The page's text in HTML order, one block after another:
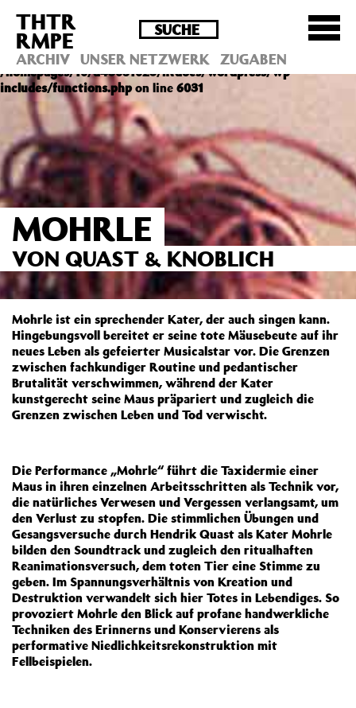
Deprecated : Die Funktion post_permalink ist seit
Version 4.4.0 veraltet! Verwende stattdessen
get_permalink(). in
/homepages/10/d43051023/htdocs/wordpress/wp-
includes/functions.phpon line 6031
THTR
RMPE
ARCHIV UNSER NETZWERK ZUGABEN
MOHRLE
VON QUAST & KNOBLICH
Mohrle ist ein sprechender Kater, der auch singen kann.
Hingebungsvoll bereitet er seine tote Mäusebeute auf ihr
neues Leben als gefeierter Musicalstar vor. Die Grenzen
zwischen fachkundiger Routine und pedantischer
Brutalität verschwimmen, während der Kater
kunstgerecht seine Maus präpariert und zugleich die
Grenzen zwischen Leben und Tod verwischt.
Die Performance „Mohrle“ führt die Taxidermie einer
Maus in ihren einzelnen Arbeitsschritten als Technik vor,
die natürliches Verwesen und Vergessen verlangsamt, um
den Verlust zu stopfen. Die stimmlichen Übungen und
Gesangsversuche durch Hendrik Quast als Kater Mohrle
bilden den Soundtrack und zugleich den ritualhaften
Reanimationsversuch, dem toten Tier eine Stimme zu
geben. Im Spannungsverhältnis von Kreation und
Destruktion verwandelt sich hier Totes in Lebendiges. So
provoziert Mohrle den Blick auf profane handwerkliche
Techniken des Erinnerns und Konservierens als
performative Niedlichkeitsrekonstruktion mit
Fellbeispielen.